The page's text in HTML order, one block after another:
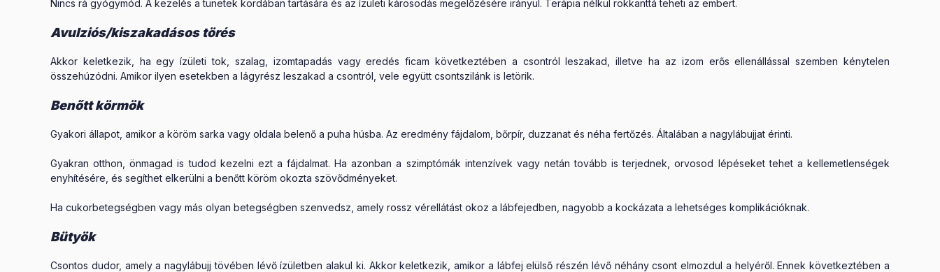
Nincs rá gyógymód. A kezelés a tünetek kordában tartására és az ízületi károsodás megelőzésére irányul. Terápia nélkül rokkanttá teheti az embert.
Avulziós/kiszakadásos törés
Akkor keletkezik, ha egy ízületi tok, szalag, izomtapadás vagy eredés ficam következtében a csontról leszakad, illetve ha az izom erős ellenállással szemben kénytelen
összehúzódni. Amikor ilyen esetekben a lágyrész leszakad a csontról, vele együtt csontszilánk is letörik.
Benőtt körmök
Gyakori állapot, amikor a köröm sarka vagy oldala belenő a puha húsba. Az eredmény fájdalom, bőrpír, duzzanat és néha fertőzés. Általában a nagylábujjat érinti.
Gyakran otthon, önmagad is tudod kezelni ezt a fájdalmat. Ha azonban a szimptómák intenzívek vagy netán tovább is terjednek, orvosod lépéseket tehet a kellemetlenségek
enyhítésére, és segíthet elkerülni a benőtt köröm okozta szövődményeket.
Ha cukorbetegségben vagy más olyan betegségben szenvedsz, amely rossz vérellátást okoz a lábfejedben, nagyobb a kockázata a lehetséges komplikációknak.
Bütyök
Csontos dudor, amely a nagylábujj tövében lévő ízületben alakul ki. Akkor keletkezik, amikor a lábfej elülső részén lévő néhány csont elmozdul a helyéről. Ennek következtében a